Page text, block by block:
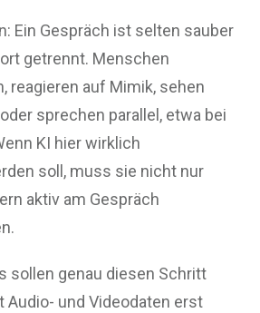
Ein Gespräch ist selten sauber
getrennt. Menschen
reagieren auf Mimik, sehen
sprechen parallel, etwa bei
KI hier wirklich
soll, muss sie nicht nur
aktiv am Gespräch
sollen genau diesen Schritt
Audio- und Videodaten erst